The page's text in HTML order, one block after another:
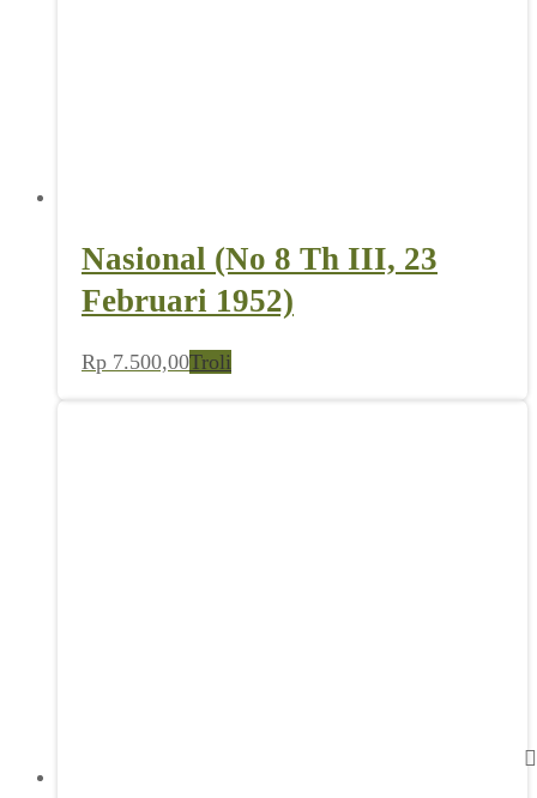
Nasional (No 8 Th III, 23
Februari 1952)
Rp 7.500,00Troli